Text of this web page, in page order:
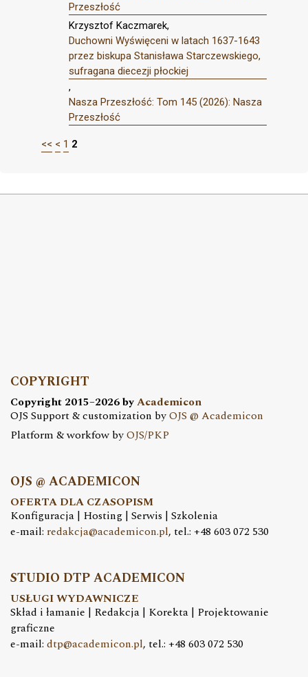
Przeszłość
Krzysztof Kaczmarek,
Duchowni Wyświęceni w latach 1637-1643
przez biskupa Stanisława Starczewskiego,
sufragana diecezji płockiej
,
Nasza Przeszłość: Tom 145 (2026): Nasza
Przeszłość
<< < 1 2
COPYRIGHT
Copyright 2015–2026 byAcademicon
OJS Support & customization byOJS @ Academicon
Platform & workfow byOJS/PKP
OJS @ ACADEMICON
OFERTA DLA CZASOPISM
Konfiguracja | Hosting | Serwis | Szkolenia
e-mail: redakcja@academicon.pl, tel.: +48 603 072 530
STUDIO DTP ACADEMICON
USŁUGI WYDAWNICZE
Skład i łamanie | Redakcja | Korekta | Projektowanie
graficzne
e-mail: dtp@academicon.pl, tel.: +48 603 072 530